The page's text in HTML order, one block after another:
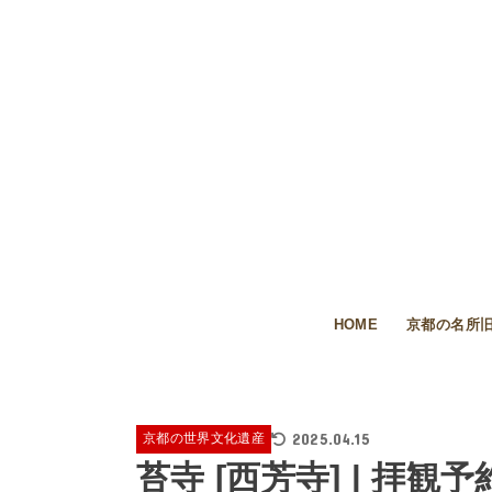
HOME 京都の名所
京都の世界文化遺産 2025.04.15
苔寺 [西芳寺] | 拝観予